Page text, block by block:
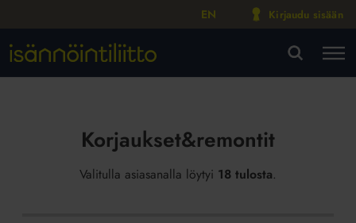
EN Kirjaudu sisään
Korjaukset&remontit
Valitulla asiasanalla löytyi 18 tulosta.